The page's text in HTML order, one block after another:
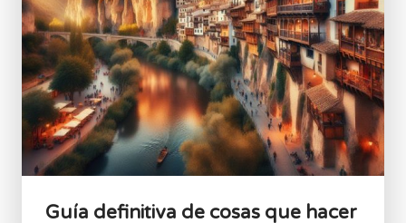
Guía definitiva de cosas que hacer